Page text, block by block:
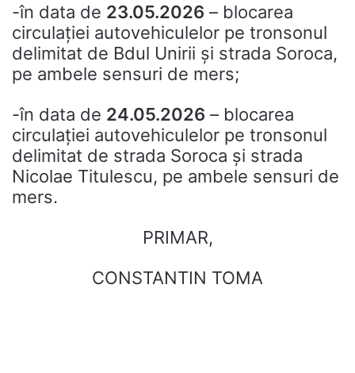
-în data de 23.05.2026 – blocarea
circulației autovehiculelor pe tronsonul
delimitat de Bdul Unirii și strada Soroca,
pe ambele sensuri de mers;
-în data de 24.05.2026 – blocarea
circulației autovehiculelor pe tronsonul
delimitat de strada Soroca și strada
Nicolae Titulescu, pe ambele sensuri de
mers.
PRIMAR,
CONSTANTIN TOMA